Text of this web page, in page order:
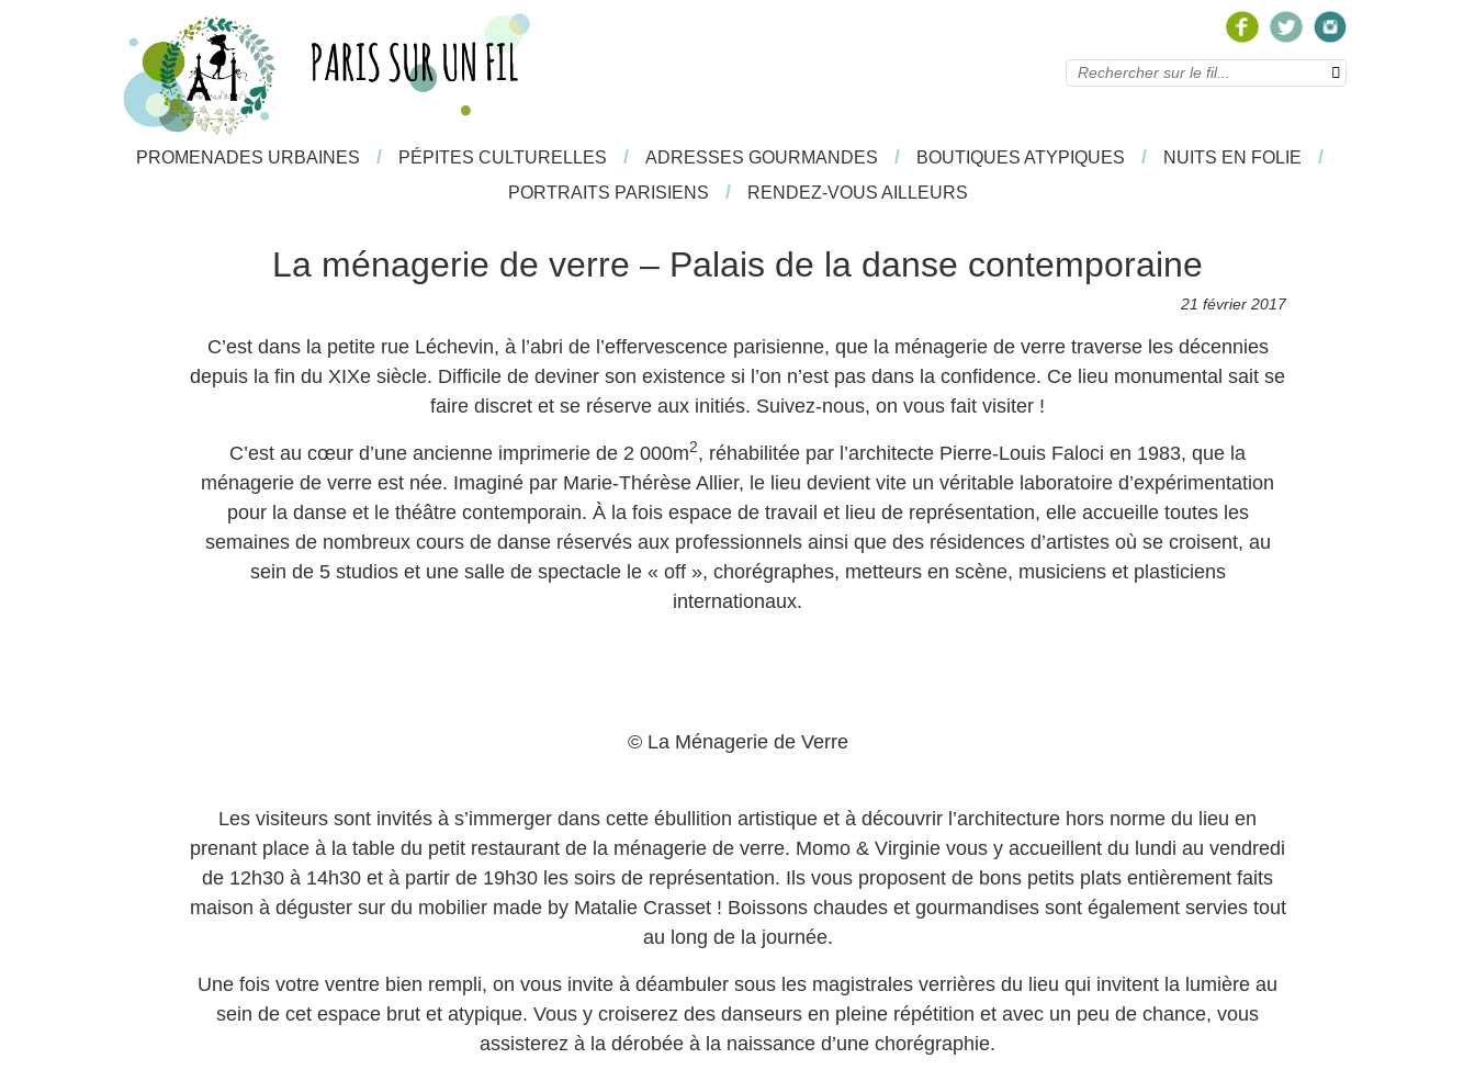
PROMENADES URBAINES / PÉPITES CULTURELLES / ADRESSES GOURMANDES / BOUTIQUES ATYPIQUES / NUITS EN FOLIE /
PORTRAITS PARISIENS / RENDEZ-VOUS AILLEURS
PROMENADES URBAINES / PÉPITES CULTURELLES / ADRESSES GOURMANDES / BOUTIQUES ATYPIQUES / NUITS EN FOLIE /
PORTRAITS PARISIENS / RENDEZ-VOUS AILLEURS /
La ménagerie de verre – Palais de la danse contemporaine
21 février 2017
C’est dans la petite rue Léchevin, à l’abri de l’effervescence parisienne, que la ménagerie de verre traverse les décennies
depuis la fin du XIXe siècle. Difficile de deviner son existence si l’on n’est pas dans la confidence. Ce lieu monumental sait se
faire discret et se réserve aux initiés. Suivez-nous, on vous fait visiter !
C’est au cœur d’une ancienne imprimerie de 2 000m2, réhabilitée par l’architecte Pierre-Louis Faloci en 1983, que la
ménagerie de verre est née. Imaginé par Marie-Thérèse Allier, le lieu devient vite un véritable laboratoire d’expérimentation
pour la danse et le théâtre contemporain. À la fois espace de travail et lieu de représentation, elle accueille toutes les
semaines de nombreux cours de danse réservés aux professionnels ainsi que des résidences d’artistes où se croisent, au
sein de 5 studios et une salle de spectacle le « off », chorégraphes, metteurs en scène, musiciens et plasticiens
internationaux.
© La Ménagerie de Verre
Les visiteurs sont invités à s’immerger dans cette ébullition artistique et à découvrir l’architecture hors norme du lieu en
prenant place à la table du petit restaurant de la ménagerie de verre. Momo & Virginie vous y accueillent du lundi au vendredi
de 12h30 à 14h30 et à partir de 19h30 les soirs de représentation. Ils vous proposent de bons petits plats entièrement faits
maison à déguster sur du mobilier made by Matalie Crasset ! Boissons chaudes et gourmandises sont également servies tout
au long de la journée.
Une fois votre ventre bien rempli, on vous invite à déambuler sous les magistrales verrières du lieu qui invitent la lumière au
sein de cet espace brut et atypique. Vous y croiserez des danseurs en pleine répétition et avec un peu de chance, vous
assisterez à la dérobée à la naissance d’une chorégraphie.